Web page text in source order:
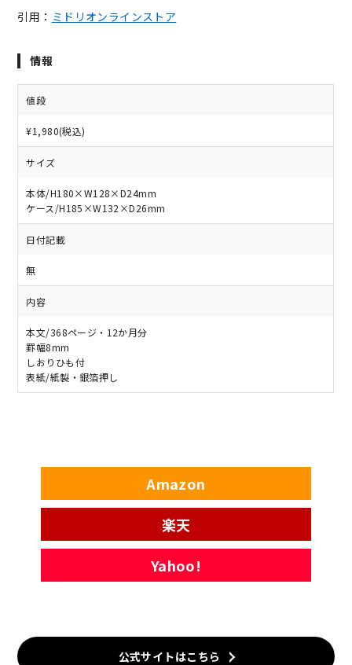
引用： ミドリオンラインストア
情報
値段
¥1,980(税込)
サイズ
本体/H180×W128×D24mm
ケース/H185×W132×D26mm
日付記載
無
内容
本文/368ページ・12か月分
罫幅8mm
しおりひも付
表紙/紙製・銀箔押し
Amazon
楽天
Yahoo!
公式サイトはこちら